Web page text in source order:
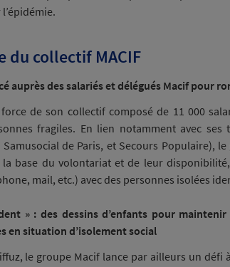
du collectif MACIF
auprès des salariés et délégués Macif pour
de son collectif composé de 11 000
fragiles. En lien notamment avec ses
de Paris, et Secours Populaire),
la base du volontariat et de leur
mail, etc.) avec des personnes isolées
» : des dessins d’enfants pour
en situation d’isolement social
le groupe Macif lance par ailleurs un défi